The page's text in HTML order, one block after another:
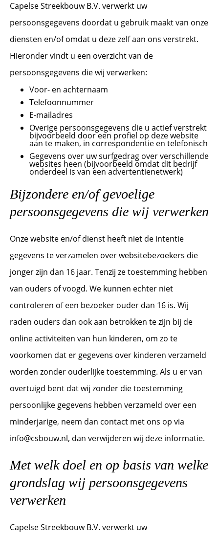
Capelse Streekbouw B.V. verwerkt uw
persoonsgegevens doordat u gebruik maakt van onze
diensten en/of omdat u deze zelf aan ons verstrekt.
Hieronder vindt u een overzicht van de
persoonsgegevens die wij verwerken:
Voor- en achternaam
Telefoonnummer
E-mailadres
Overige persoonsgegevens die u actief verstrekt
bijvoorbeeld door een profiel op deze website
aan te maken, in correspondentie en telefonisch
Gegevens over uw surfgedrag over verschillende
websites heen (bijvoorbeeld omdat dit bedrijf
onderdeel is van een advertentienetwerk)
Bijzondere en/of gevoelige
persoonsgegevens die wij verwerken
Onze website en/of dienst heeft niet de intentie
gegevens te verzamelen over websitebezoekers die
jonger zijn dan 16 jaar. Tenzij ze toestemming hebben
van ouders of voogd. We kunnen echter niet
controleren of een bezoeker ouder dan 16 is. Wij
raden ouders dan ook aan betrokken te zijn bij de
online activiteiten van hun kinderen, om zo te
voorkomen dat er gegevens over kinderen verzameld
worden zonder ouderlijke toestemming. Als u er van
overtuigd bent dat wij zonder die toestemming
persoonlijke gegevens hebben verzameld over een
minderjarige, neem dan contact met ons op via
info@csbouw.nl, dan verwijderen wij deze informatie.
Met welk doel en op basis van welke
grondslag wij persoonsgegevens
verwerken
Capelse Streekbouw B.V. verwerkt uw